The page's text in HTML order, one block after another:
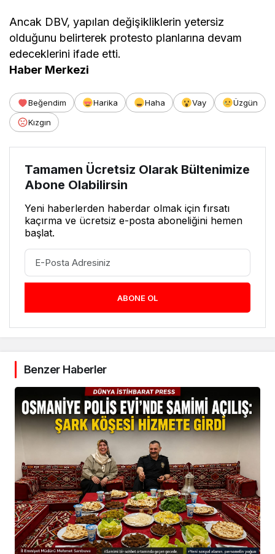
Ancak DBV, yapılan değişikliklerin yetersiz
olduğunu belirterek protesto planlarına devam
edeceklerini ifade etti.
Haber Merkezi
Beğendim Harika Haha Vay
Üzgün
Kızgın
Tamamen Ücretsiz Olarak Bültenimize
Abone Olabilirsin
Yeni haberlerden haberdar olmak için fırsatı
kaçırma ve ücretsiz e-posta aboneliğini hemen
başlat.
ABONE OL
Benzer Haberler